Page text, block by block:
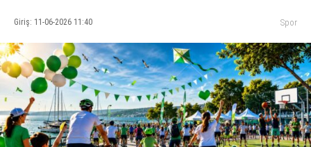
Giriş: 11-06-2026 11:40 Spor